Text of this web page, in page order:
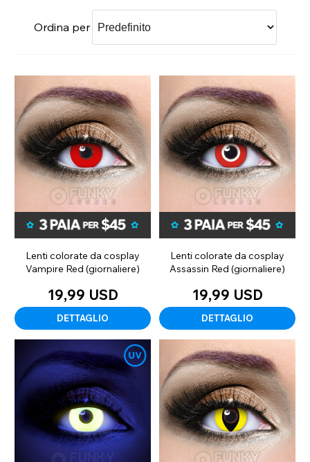
Ordina per
Lenti colorate da cosplay
Vampire Red (giornaliere)
19,99 USD
DETTAGLIO
Lenti colorate da cosplay
Assassin Red (giornaliere)
19,99 USD
DETTAGLIO